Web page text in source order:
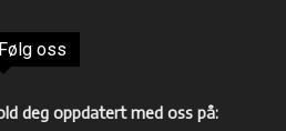
Følg oss
deg oppdatert med oss på: